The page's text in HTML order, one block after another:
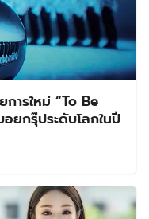
ารใหม่ “To Be
ยกรุ๊ประดับโลกในปี